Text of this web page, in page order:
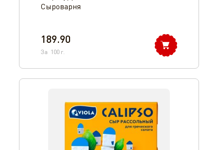
Сыроварня
189.90
За 100 г.